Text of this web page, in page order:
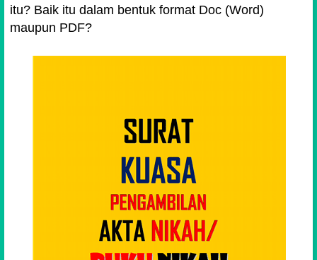
itu? Baik itu dalam bentuk format Doc (Word)
maupun PDF?